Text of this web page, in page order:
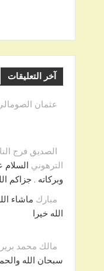
آخر التعليقات
عثمان
الصديق فرج
الترهوني السلام
وبركاته . جزاكم
مبارك ماشاء
الله خيرا
مالك محمد
سبحان الله